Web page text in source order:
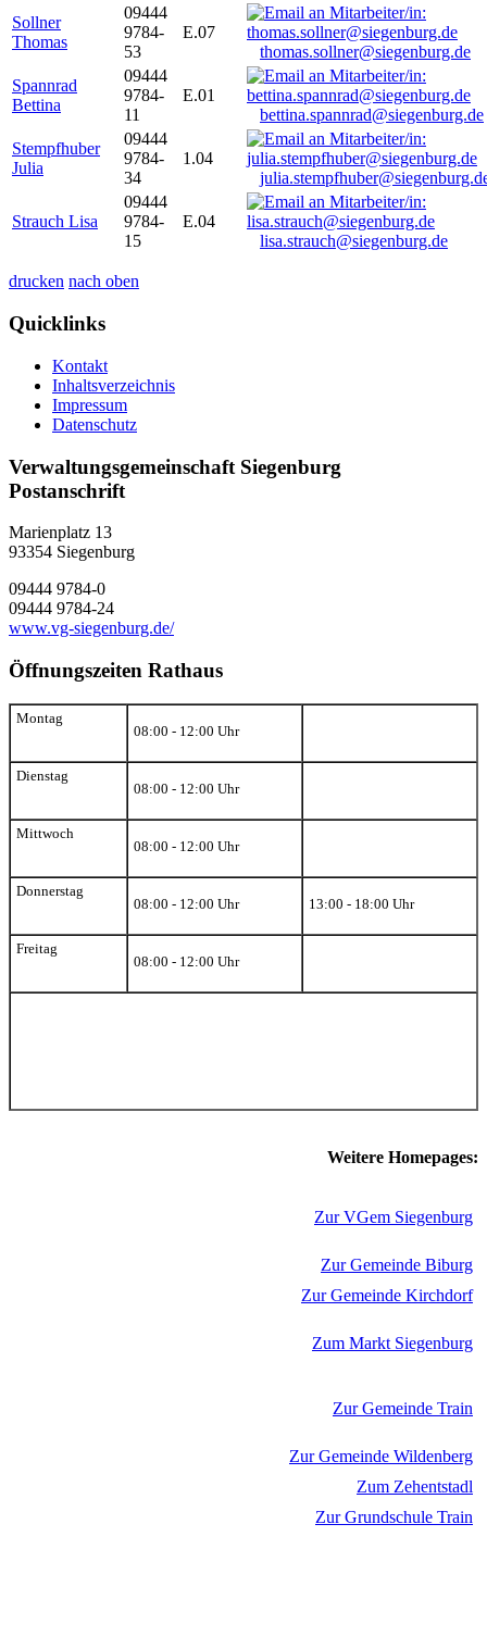
Sollner
Thomas
09444
9784-
53
E.07
thomas.sollner@siegenburg.de
Spannrad
Bettina
09444
9784-
11
E.01
bettina.spannrad@siegenburg.de
Stempfhuber
Julia
09444
9784-
34
1.04
Strauch Lisa
09444
9784-
15
E.04
lisa.strauch@siegenburg.de
drucken nach oben
Quicklinks
Kontakt
Inhaltsverzeichnis
Impressum
Datenschutz
Verwaltungsgemeinschaft Siegenburg
Postanschrift
Marienplatz 13
93354 Siegenburg
09444 9784-0
09444 9784-24
www.vg-siegenburg.de/
Öffnungszeiten Rathaus
Montag
08:00 - 12:00 Uhr
Dienstag
08:00 - 12:00 Uhr
Mittwoch
08:00 - 12:00 Uhr
Donnerstag
08:00 - 12:00 Uhr
13:00 - 18:00 Uhr
Freitag
08:00 - 12:00 Uhr
Weitere Homepages:
Zur VGem Siegenburg
Zur Gemeinde Biburg
Zur Gemeinde Kirchdorf
Zum Markt Siegenburg
Zur Gemeinde Train
Zur Gemeinde Wildenberg
Zum Zehentstadl
Zur Grundschule Train